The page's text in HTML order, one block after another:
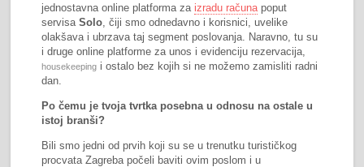
jednostavna online platforma za izradu računa poput
servisaSolo , čiji smo odnedavno i korisnici, uvelike
olakšava i ubrzava taj segment poslovanja. Naravno, tu su
i druge online platforme za unos i evidenciju rezervacija,
housekeeping i ostalo bez kojih si ne možemo zamisliti radni
dan.
Po čemu je tvoja tvrtka posebna u odnosu na ostale u
istoj branši?
Bili smo jedni od prvih koji su se u trenutku turističkog
procvata Zagreba počeli baviti ovim poslom i u